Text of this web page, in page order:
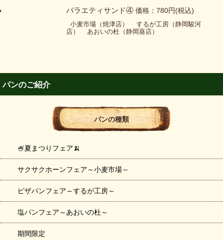
バラエティサンド④ 価格：780円(税込)
小麦市場（焼津店）
するが工房（静岡駿河
店）
あおいの杜（静岡葵店）
パンのご紹介
パンの種類
🍧夏まつりフェア🍌
サクサクホーンフェア～小麦市場～
ピザパンフェア～するが工房～
塩パンフェア～あおいの杜～
期間限定